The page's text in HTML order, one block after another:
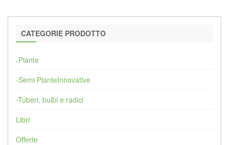
CATEGORIE PRODOTTO
-Piante
-Semi PianteInnovative
-Tuberi, bulbi e radici
Libri
Offerte